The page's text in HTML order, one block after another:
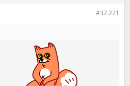
#37.221